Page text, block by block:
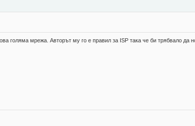
голяма мрежа. Авторът му го е правил за ISP така че би трябвало да